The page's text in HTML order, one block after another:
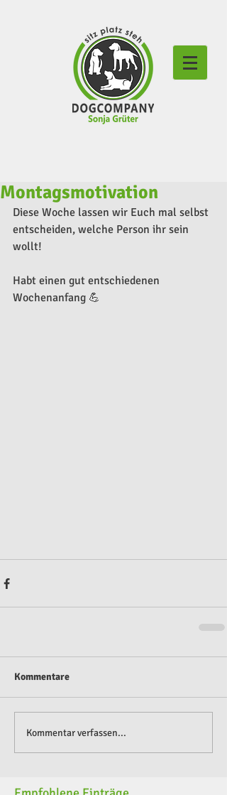
Montagsmotivation
Diese Woche lassen wir Euch mal selbst
entscheiden, welche Person ihr sein
wollt!
Habt einen gut entschiedenen
Wochenanfang 💪
Kommentare
Kommentar verfassen...